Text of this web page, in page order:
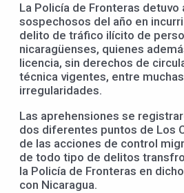
La Policía de Fronteras
sospechosos del año en
delito de tráfico ilícito de
nicaragüenses, quienes
licencia, sin derechos de
técnica vigentes, entre
irregularidades.
Las aprehensiones se
dos diferentes puntos de Los
de las acciones de control
de todo tipo de delitos
la Policía de Fronteras en
con Nicaragua.